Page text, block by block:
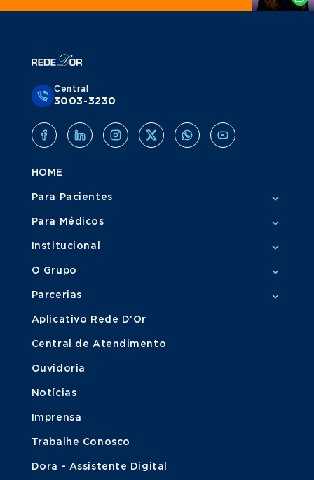
Central
3003-3230
HOME
Para Pacientes
Para Médicos
Institucional
O Grupo
Parcerias
Aplicativo Rede D'Or
Central de Atendimento
Ouvidoria
Notícias
Imprensa
Trabalhe Conosco
Dora - Assistente Digital